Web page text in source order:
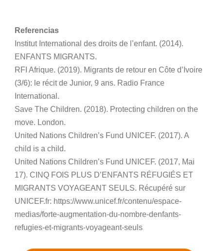
Referencias
Institut International des droits de l’enfant. (2014).
ENFANTS MIGRANTS.
RFI Afrique. (2019). Migrants de retour en Côte d’Ivoire
(3/6): le récit de Junior, 9 ans. Radio France
International.
Save The Children. (2018). Protecting children on the
move. London.
United Nations Children’s Fund UNICEF. (2017). A
child is a child.
United Nations Children’s Fund UNICEF. (2017, Mai
17). CINQ FOIS PLUS D’ENFANTS RÉFUGIÉS ET
MIGRANTS VOYAGEANT SEULS. Récupéré sur
UNICEF.fr: https://www.unicef.fr/contenu/espace-
medias/forte-augmentation-du-nombre-denfants-
refugies-et-migrants-voyageant-seuls